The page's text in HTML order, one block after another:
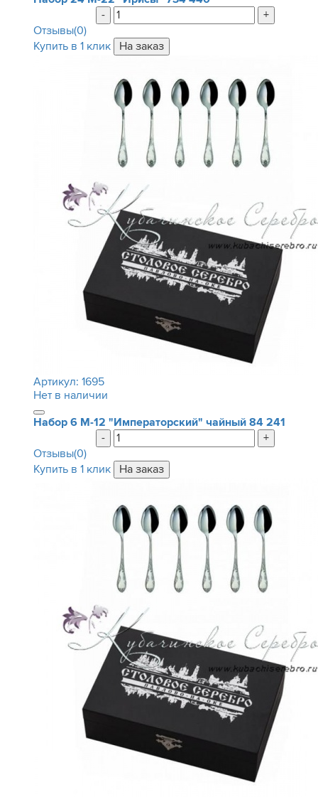
-
+
Отзывы(0)
Купить в 1 клик
Артикул:1695
Нет в наличии
Набор 6 М-12 "Императорский" чайный84 241
-
+
Отзывы(0)
Купить в 1 клик